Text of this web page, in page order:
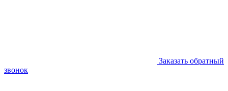
Заказать обратный
звонок